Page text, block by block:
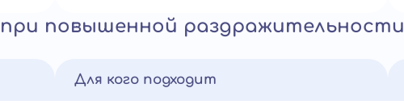
повышенной раздражительности
Для кого подходит